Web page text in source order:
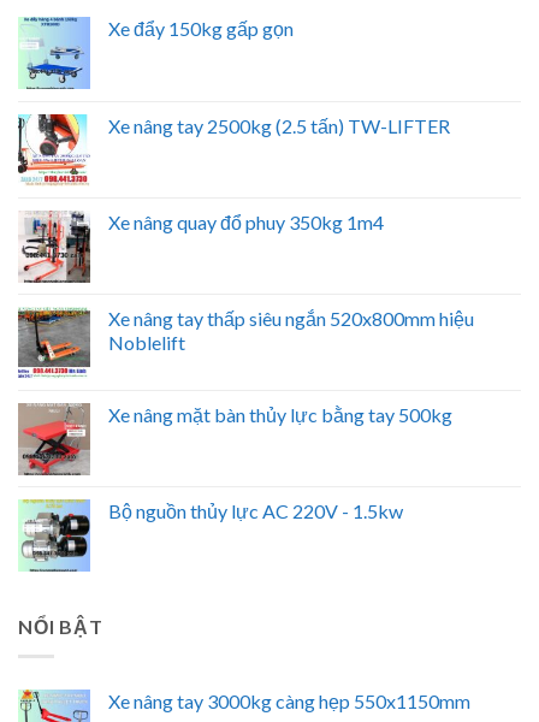
Xe đẩy 150kg gấp gọn
Xe nâng tay 2500kg (2.5 tấn) TW-LIFTER
Xe nâng quay đổ phuy 350kg 1m4
Xe nâng tay thấp siêu ngắn 520x800mm hiệu
Noblelift
Xe nâng mặt bàn thủy lực bằng tay 500kg
Bộ nguồn thủy lực AC 220V - 1.5kw
NỔI BẬT
Xe nâng tay 3000kg càng hẹp 550x1150mm